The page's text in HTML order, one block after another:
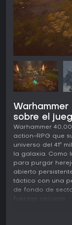
sobre el
Warhammer
action-RPG que
universo del 41º
la galaxia. Como
para purgar
abierto
táctico con una
de fondo de
fuerzas oscuras.